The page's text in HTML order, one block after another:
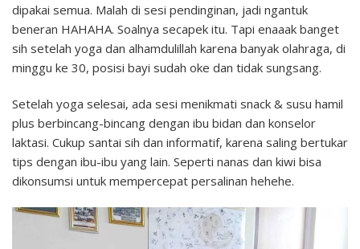
dipakai semua. Malah di sesi pendinginan, jadi ngantuk
beneran HAHAHA. Soalnya secapek itu. Tapi enaaak banget
sih setelah yoga dan alhamdulillah karena banyak olahraga, di
minggu ke 30, posisi bayi sudah oke dan tidak sungsang.
Setelah yoga selesai, ada sesi menikmati snack & susu hamil
plus berbincang-bincang dengan ibu bidan dan konselor
laktasi. Cukup santai sih dan informatif, karena saling bertukar
tips dengan ibu-ibu yang lain. Seperti nanas dan kiwi bisa
dikonsumsi untuk mempercepat persalinan hehehe.